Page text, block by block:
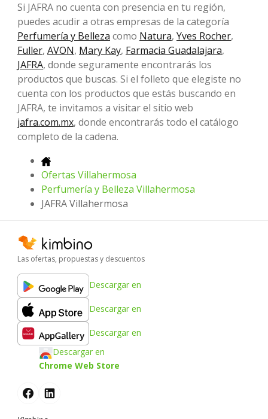
Si JAFRA no cuenta con presencia en tu región,
puedes acudir a otras empresas de la categoría
Perfumería y Belleza como Natura, Yves Rocher,
Fuller, AVON, Mary Kay, Farmacia Guadalajara,
JAFRA, donde seguramente encontrarás los
productos que buscas. Si el folleto que elegiste no
cuenta con los productos que estás buscando en
JAFRA, te invitamos a visitar el sitio web
jafra.com.mx, donde encontrarás todo el catálogo
completo de la cadena.
Ofertas Villahermosa
Perfumería y Belleza Villahermosa
JAFRA Villahermosa
Las ofertas, propuestas y descuentos
Descargar en
Descargar en
Descargar en
Descargar en
Chrome Web Store